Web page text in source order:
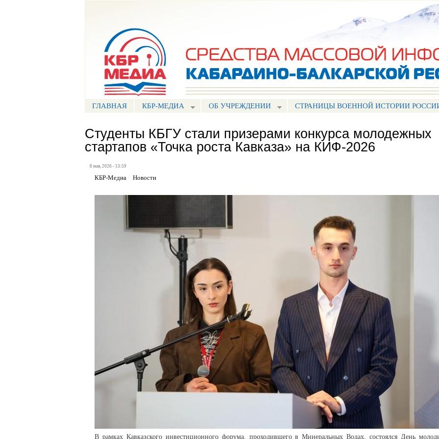
ГЛАВНАЯ КБР-МЕДИА ОБ УЧРЕЖДЕНИИ СТРАНИЦЫ ВОЕННОЙ ИСТОРИИ
Студенты КБГУ стали призерами конкурса молодежных
стартапов «Точка роста Кавказа» на КИФ-2026
8 мая, 2026 - 13:59
КБР-Медиа Новости
В рамках Кавказского инвестиционного форума, проходившего в Минеральных Водах, состоялся День